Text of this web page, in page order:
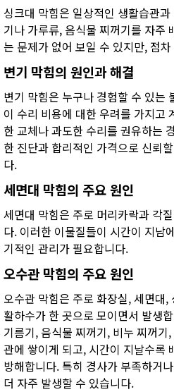
싱크대 막힘은 일상적인 생활습관
기나 가루류, 음식물 찌꺼기를 자주
는 문제가 없어 보일 수 있지만, 점
변기 막힘의 원인과 해결
변기 막힘은 누구나 경험할 수 있는
이 수리 비용에 대한 우려를 가지고
한 교체나 과도한 수리를 권유하는
한 진단과 합리적인 가격으로 신뢰
다.
세면대 막힘의 주요 원인
세면대 막힘은 주로 머리카락과 각
다. 이러한 이물질들이 시간이 지남
기적인 관리가 필요합니다.
오수관 막힘의 주요 원인
오수관 막힘은 주로 화장실, 세면대
활하수가 한 곳으로 모이면서 발생
기름기, 음식물 찌꺼기, 비누 찌꺼
관에 쌓이게 되고, 시간이 지날수록
방해합니다. 특히 경사가 부족하거
더 자주 발생할 수 있습니다.